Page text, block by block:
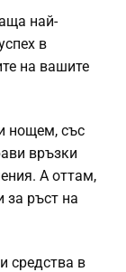
най-
в
на вашите
нощем, със
връзки
А оттам,
за ръст на
средства в